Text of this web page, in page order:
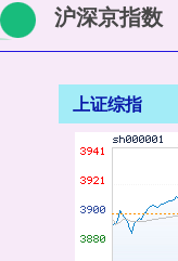
沪深京指数
上证综指